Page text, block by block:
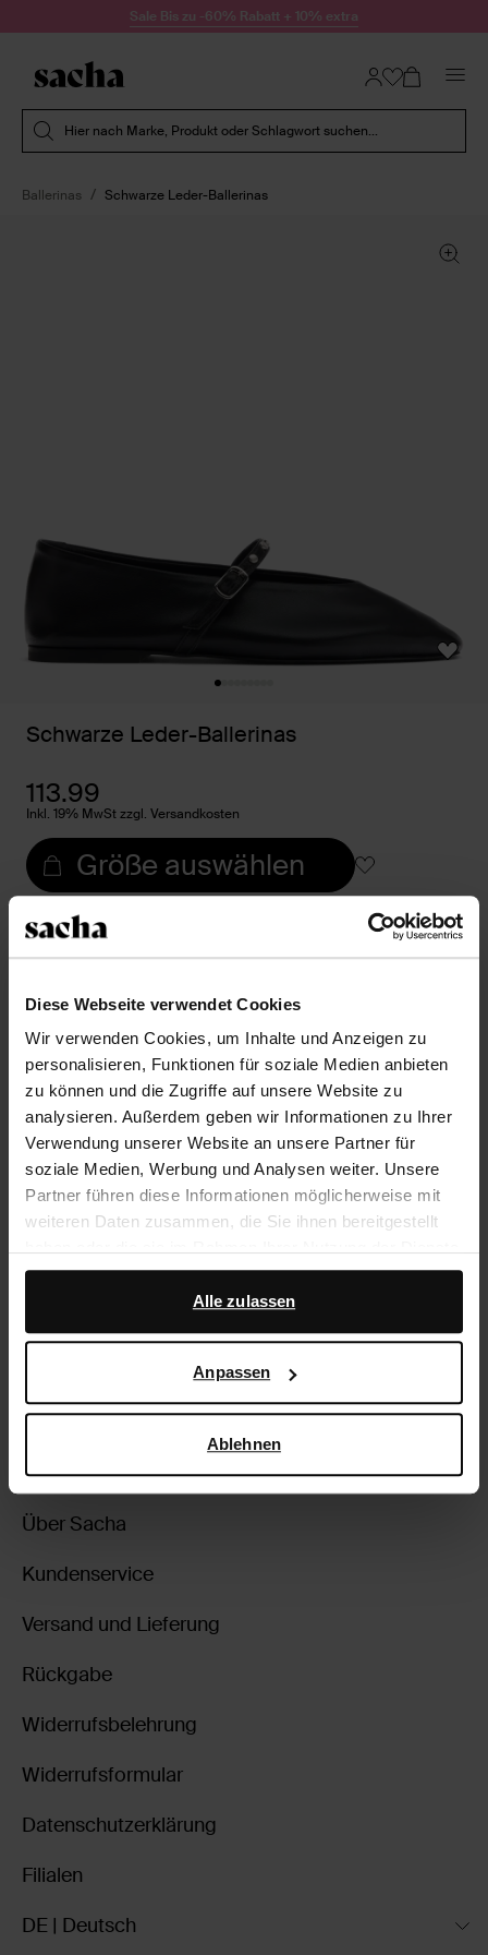
Diese Webseite verwendet Cookies
Wir verwenden Cookies, um Inhalte und Anzeigen zu
personalisieren, Funktionen für soziale Medien anbieten
zu können und die Zugriffe auf unsere Website zu
analysieren. Außerdem geben wir Informationen zu Ihrer
Verwendung unserer Website an unsere Partner für
soziale Medien, Werbung und Analysen weiter. Unsere
Partner führen diese Informationen möglicherweise mit
weiteren Daten zusammen, die Sie ihnen bereitgestellt
gesammelt haben.
Darüber hinaus arbeiten wir mit Google zu Werbe- und
darüber, wie Google Ihre personenbezogenen Daten
verwendet, finden Sie auf derSeite zur geschäftlichen
Alle zulassen
Anpassen
Ablehnen
Zum Inhalt springenSale Bis zu -60% Rabatt + 10% extra
Hier nach Marke, Produkt oder Schlagwort suchen...
Ballerinas Schwarze Leder-Ballerinas
Schwarze Leder-Ballerinas
113.99
Inkl. 19% MwSt zzgl. Versandkosten
Größe auswählen
Trusted Shop-Gütesiegel
Rechnungskauf
14 Tage Bedenkzeit
Produktbeschreibung
Schwarze Leder-Ballerinas mit Schnalle und
silberfarbenen Details der Marke Sacha. Der kleine
Absatz hat eine Höhe von 1 cm. Die Ballerinas sind
vollständig aus Leder gearbeitet. Pflege die Schuhe
mit dem Carbon Pro-Spray von Collonil.
Produktdetails
Lieferung & Rücksendung
zurückgehen
Über Sacha
Kundenservice
Versand und Lieferung
Rückgabe
Widerrufsbelehrung
Widerrufsformular
Datenschutzerklärung
Filialen
DE | Deutsch